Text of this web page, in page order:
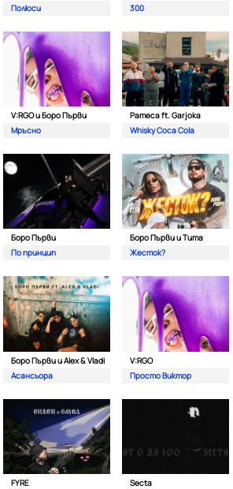
Полюси
300
V:RGO и Боро Първи
Мръсно
Pameca ft. Garjoka
Whisky Coca Cola
Боро Първи
По принцип
Боро Първи и Тита
Жесток?
Боро Първи и Alex & Vladi
Асансьора
V:RGO
Просто Виктор
FYRE
Secta